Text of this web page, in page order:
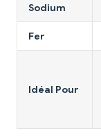
Sodium
Fer
Idéal Pour